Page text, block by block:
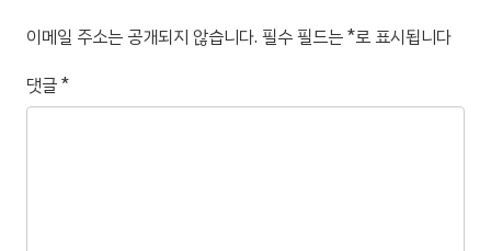
이메일 주소는 공개되지 않습니다. 필수 필드는*로 표시됩니다
댓글*